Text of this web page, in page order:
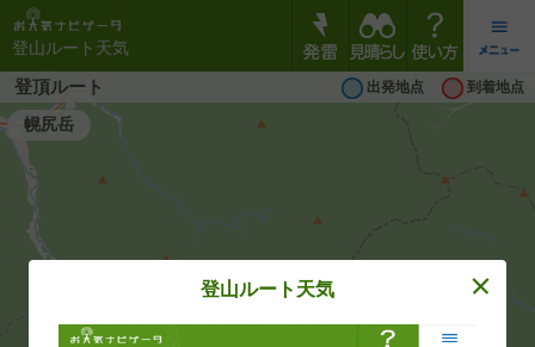
登山ルート天気
登頂ルート 出発地点 到着地点
幌尻岳
登山ルート天気